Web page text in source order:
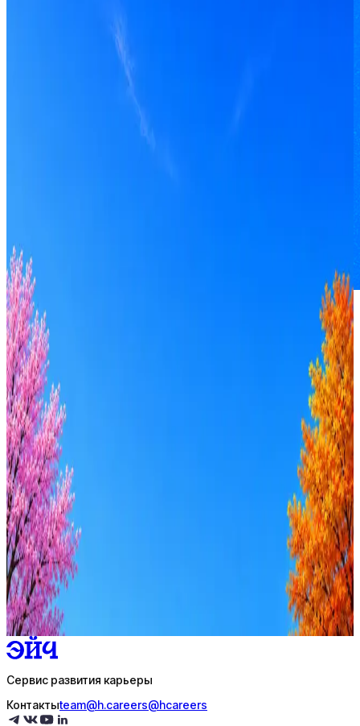
Авиасейлс
Авиасейлс (https://www.aviasales.ru/) помогает искать и
покупать билеты более чем 18 миллионам пользователей
Авиасейлс — крупнейший в России и третий по объемам в
мире метапоиск авиабилетов и отелей.
13активных вакансий
Перейти на сайт
Стратегия поиска с AI: рынки, позиции, вилка, каналы
Ежедневный подбор из 600+ источников
AI генерация сопроводительных писем
Сервис развития карьеры
Контактыteam@h.careers@hcareers